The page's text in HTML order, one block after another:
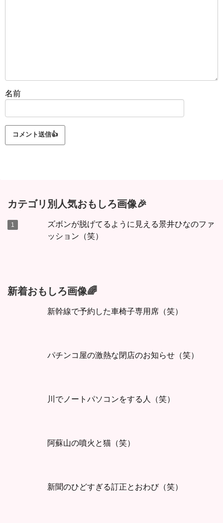
名前
カテゴリ別人気おもしろ画像🎉
ズボンが脱げてるように見える景井ひなのファ
ッション（笑）
新着おもしろ画像🌈
新幹線で予約した車椅子専用席（笑）
パチンコ屋の激熱な閉店のお知らせ（笑）
川でノートパソコンをする人（笑）
阿蘇山の噴火と猫（笑）
新聞のひどすぎる訂正とおわび（笑）